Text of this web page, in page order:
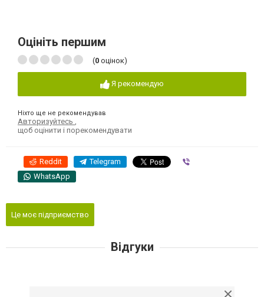
Оцініть першим
(0 оцінок)
Я рекомендую
Ніхто ще не рекомендував
Авторизуйтесь
щоб оцінити і порекомендувати
Reddit Telegram
WhatsApp
Це моє підприємство
Відгуки